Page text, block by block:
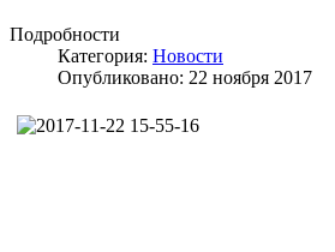
Подробности
Категория: Новости
Опубликовано: 22 ноября 2017